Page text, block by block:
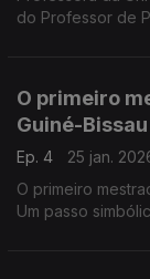
do Professor de
O primeiro
Guiné-Bissau
Ep. 4
25 jan.
O primeiro
Um passo